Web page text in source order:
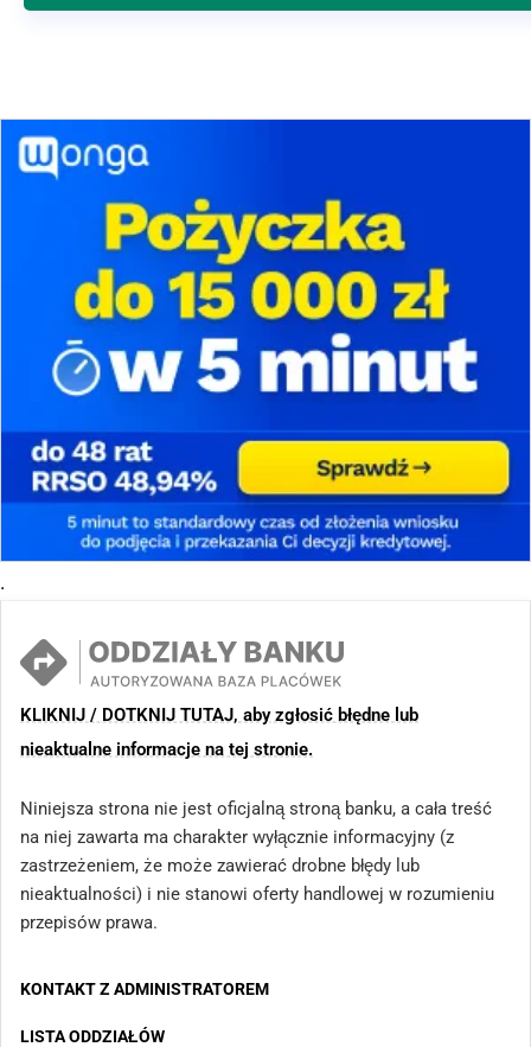
.
KLIKNIJ / DOTKNIJ TUTAJ, aby zgłosić błędne lub
nieaktualne informacje na tej stronie.
Niniejsza strona nie jest oficjalną stroną banku, a cała treść
na niej zawarta ma charakter wyłącznie informacyjny (z
zastrzeżeniem, że może zawierać drobne błędy lub
nieaktualności) i nie stanowi oferty handlowej w rozumieniu
przepisów prawa.
KONTAKT Z ADMINISTRATOREM
LISTA ODDZIAŁÓW